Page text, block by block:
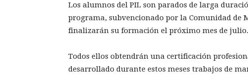
Los alumnos del PIL son parados de larga
programa, subvencionado por la Comunidad de
finalizarán su formación el próximo mes de julio.
Todos ellos obtendrán una certificación
desarrollado durante estos meses trabajos de